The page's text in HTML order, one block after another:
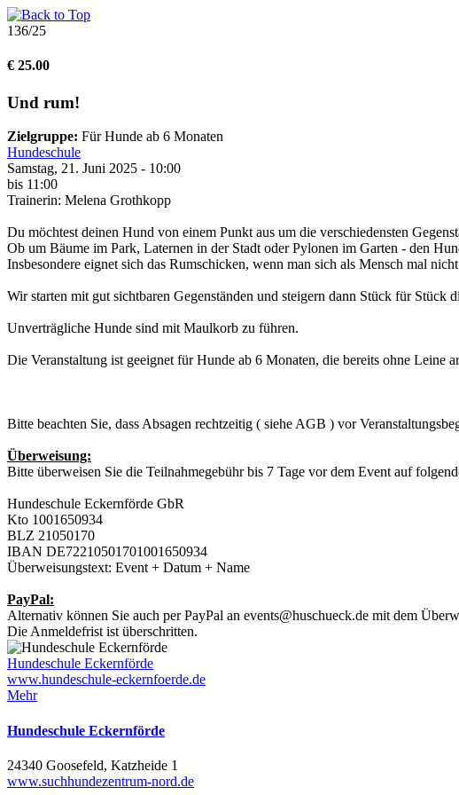
136/25
€ 25.00
Und rum!
Zielgruppe: Für Hunde ab 6 Monaten
Hundeschule
Samstag, 21. Juni 2025 - 10:00
bis 11:00
Trainerin: Melena Grothkopp
Du möchtest deinen Hund von einem Punkt aus um die verschiedensten
Ob um Bäume im Park, Laternen in der Stadt oder Pylonen im Garten - den
Insbesondere eignet sich das Rumschicken, wenn man sich als Mensch mal
Wir starten mit gut sichtbaren Gegenständen und steigern dann Stück für
Unverträgliche Hunde sind mit Maulkorb zu führen.
Die Veranstaltung ist geeignet für Hunde ab 6 Monaten, die bereits ohne Leine
Bitte beachten Sie, dass Absagen rechtzeitig ( siehe AGB ) vor
Überweisung:
Bitte überweisen Sie die Teilnahmegebühr bis 7 Tage vor dem Event auf
Hundeschule Eckernförde GbR
Kto 1001650934
BLZ 21050170
IBAN DE72210501701001650934
Überweisungstext: Event + Datum + Name
PayPal:
Alternativ können Sie auch per PayPal an events@huschueck.de mit dem
Die Anmeldefrist ist überschritten.
Hundeschule Eckernförde
www.hundeschule-eckernfoerde.de
Mehr
Hundeschule Eckernförde
24340 Goosefeld, Katzheide 1
www.suchhundezentrum-nord.de